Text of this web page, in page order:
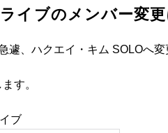
ライブのメンバー変
、ハクエイ・キム SOLOへ変
す。
ブ